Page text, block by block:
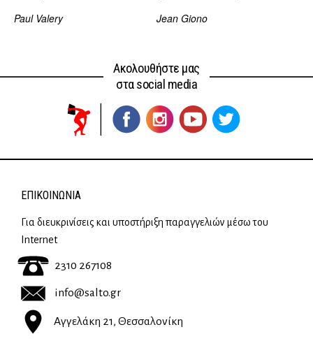
Paul Valery Jean Giono
Ακολουθήστε μας
στα social media
ΕΠΙΚΟΙΝΩΝΊΑ
Για διευκρινίσεις και υποστήριξη παραγγελιών μέσω του
Internet
2310 267108
info@salto.gr
Αγγελάκη 21, Θεσσαλονίκη